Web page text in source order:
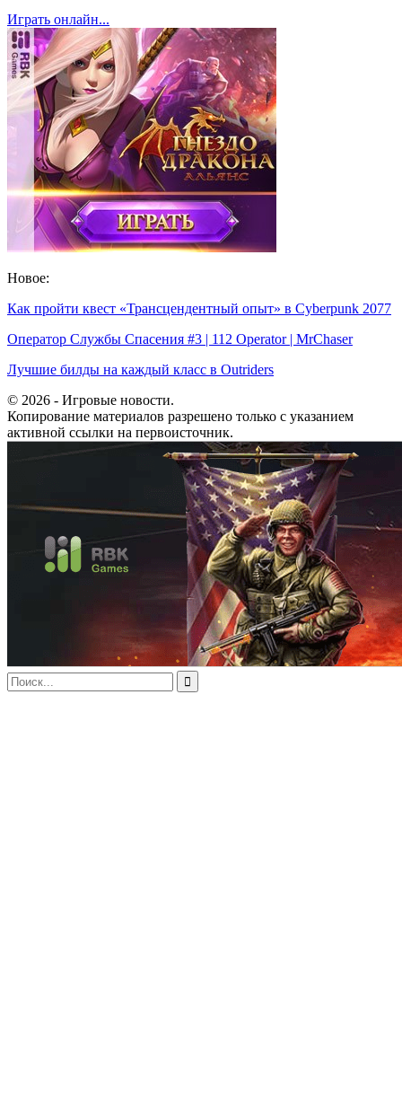
Играть онлайн...
Новое:
Как пройти квест «Трансцендентный опыт» в Cyberpunk 2077
Оператор Службы Спасения #3 | 112 Operator | MrChaser
Лучшие билды на каждый класс в Outriders
© 2026 - Игровые новости.
Копирование материалов разрешено только с указанием
активной ссылки на первоисточник.